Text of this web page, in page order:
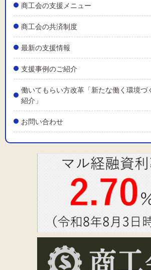
商工会の支援メニュー
商工会の共済制度
最新の支援情報
支援事例のご紹介
働いてもらい方改革「新たな働く環境づ
紹介」
お問い合わせ